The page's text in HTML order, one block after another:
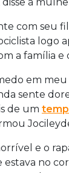
com seu
logo
a família
em
sente
de um
e o
estava no